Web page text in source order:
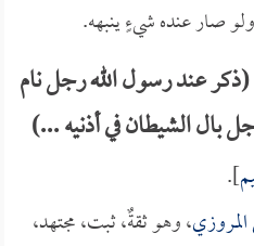
صار عنده شيءٍ ينبهه.
عند رسول الله رجل نام
بال الشيطان في أذنيه ...)
].
، وهو ثقةٌ، ثبت، مجتهد،